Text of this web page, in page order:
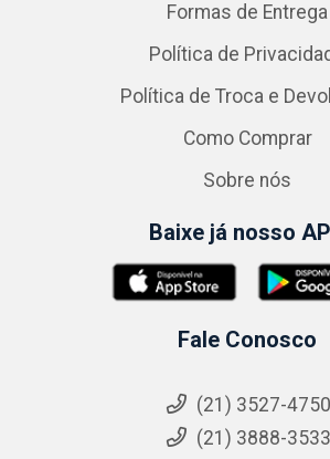
Formas de Entrega
Política de
Política de Troca e
Como Comprar
Sobre nós
Baixe já nosso
Fale Conosco
(21) 3527-4750
(21) 3888-3533